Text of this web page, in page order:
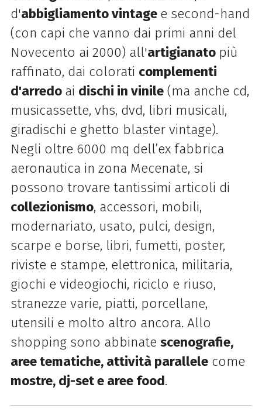
d'abbigliamento vintage e second-hand
(con capi che vanno dai primi anni del
Novecento ai 2000) all'artigianato più
raffinato, dai colorati complementi
d'arredo ai dischi in vinile(ma anche cd,
musicassette, vhs, dvd, libri musicali,
giradischi e ghetto blaster vintage).
Negli oltre 6000 mq dell’ex fabbrica
aeronautica in zona Mecenate, si
possono trovare tantissimi articoli di
collezionismo, accessori, mobili,
modernariato, usato, pulci, design,
scarpe e borse, libri, fumetti, poster,
riviste e stampe, elettronica, militaria,
giochi e videogiochi, riciclo e riuso,
stranezze varie, piatti, porcellane,
utensili e molto altro ancora. Allo
shopping sono abbinate scenografie,
aree tematiche, attività parallelecome
mostre, dj-set e aree food.